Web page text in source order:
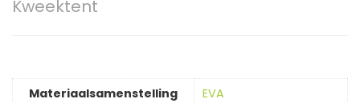
Kweektent
Materiaalsamenstelling
‎EVA